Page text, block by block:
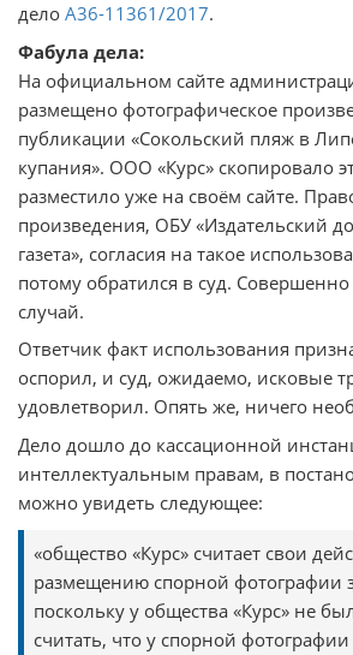
дело А36-11361/2017.
Фабула дела:
На официальном сайте
размещено фотографическое
публикации «Сокольский пляж в
купания». ООО «Курс» скопировало
разместило уже на своём сайте.
произведения, ОБУ «Издательский
газета», согласия на такое
потому обратился в суд. Совершенно
случай.
Ответчик факт использования
оспорил, и суд, ожидаемо, исковые
удовлетворил. Опять же, ничего
Дело дошло до кассационной
интеллектуальным правам, в
можно увидеть следующее:
«общество «Курс» считает свои
размещению спорной фотографии
поскольку у общества «Курс» не
считать, что у спорной